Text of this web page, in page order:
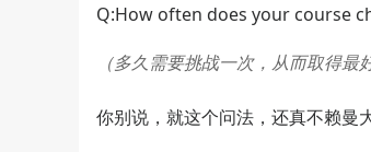
Q:How often does your course
（多久需要挑战一次，从而取得最
你别说，就这个问法，还真不赖曼